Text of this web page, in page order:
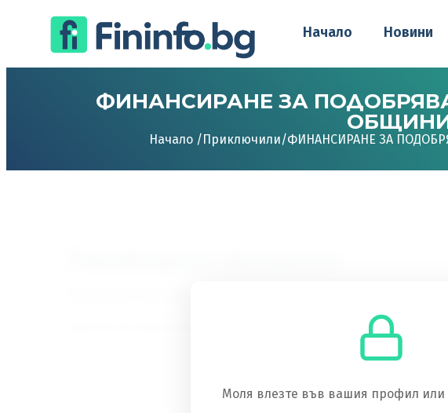
Начало Новини
ФИНАНСИРАНЕ ЗА
Начало /Приключили/ФИНАНСИРАНЕ ЗА
Моля влезте във вашия профил или